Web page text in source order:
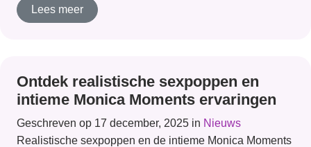
Lees meer
Ontdek realistische sexpoppen en
intieme Monica Moments ervaringen
Geschreven op 17 december, 2025 in Nieuws
Realistische sexpoppen en de intieme Monica Moments